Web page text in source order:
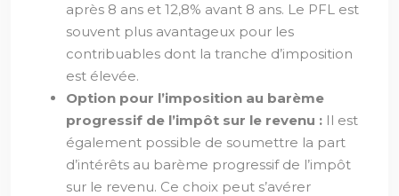
après 8 ans et 12,8% avant 8 ans. Le PFL est
souvent plus avantageux pour les
contribuables dont la tranche d’imposition
est élevée.
Option pour l’imposition au barème
progressif de l’impôt sur le revenu : Il est
également possible de soumettre la part
d’intérêts au barème progressif de l’impôt
sur le revenu. Ce choix peut s’avérer